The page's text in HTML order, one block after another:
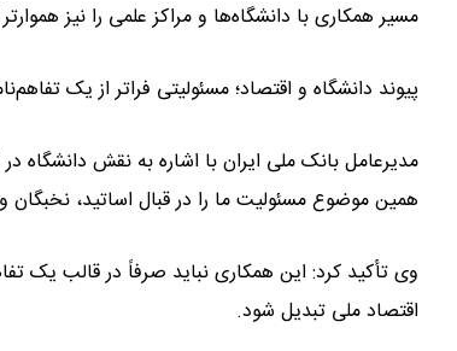
مسیر همکاری با دانشگاه‌ها و مراکز علمی را نیز
پیوند دانشگاه و اقتصاد؛ مسئولیتی فراتر از یک
مدیرعامل بانک ملی ایران با اشاره به نقش دانشگاه
همین موضوع مسئولیت ما را در قبال اساتید،
وی تأکید کرد: این همکاری نباید صرفاً در قالب یک
اقتصاد ملی تبدیل شود.